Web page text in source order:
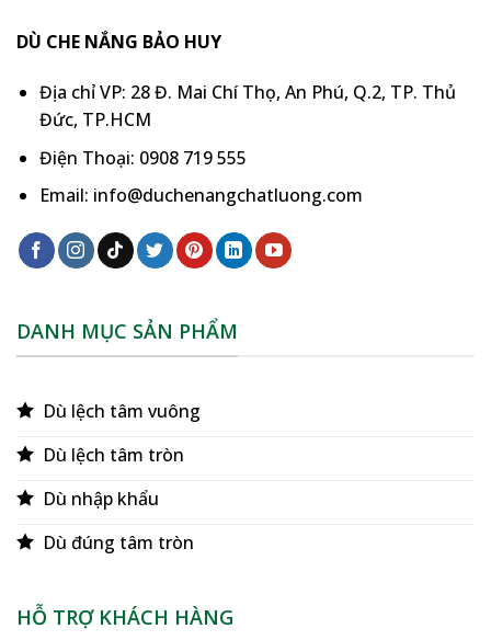
DÙ CHE NẮNG BẢO HUY
Địa chỉ VP: 28 Đ. Mai Chí Thọ, An Phú, Q.2, TP. Thủ
Đức, TP.HCM
Điện Thoại: 0908 719 555
Email: info@duchenangchatluong.com
DANH MỤC SẢN PHẨM
Dù lệch tâm vuông
Dù lệch tâm tròn
Dù nhập khẩu
Dù đúng tâm tròn
HỖ TRỢ KHÁCH HÀNG